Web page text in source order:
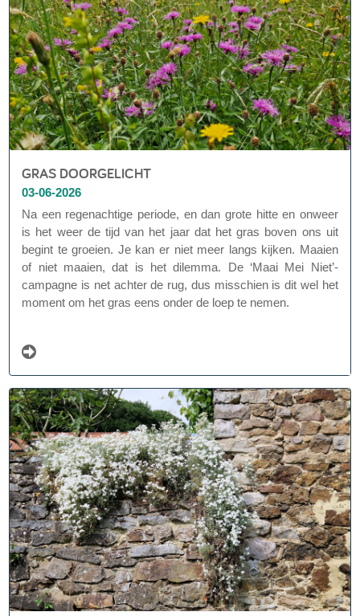
GRAS DOORGELICHT
03-06-2026
Na een regenachtige periode, en dan grote hitte en onweer
is het weer de tijd van het jaar dat het gras boven ons uit
begint te groeien. Je kan er niet meer langs kijken. Maaien
of niet maaien, dat is het dilemma. De ‘Maai Mei Niet’-
campagne is net achter de rug, dus misschien is dit wel het
moment om het gras eens onder de loep te nemen.